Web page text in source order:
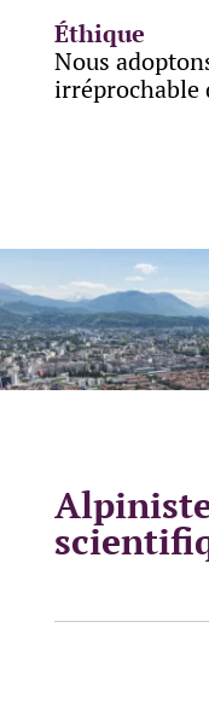
Éthique
Nous
irréprochable